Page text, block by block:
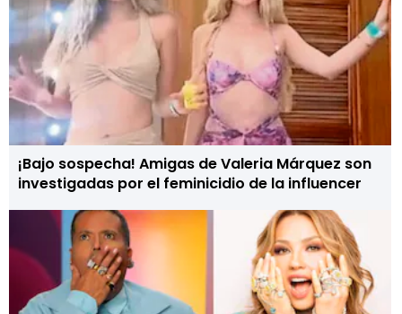
¡Bajo sospecha! Amigas de Valeria Márquez son
investigadas por el feminicidio de la influencer